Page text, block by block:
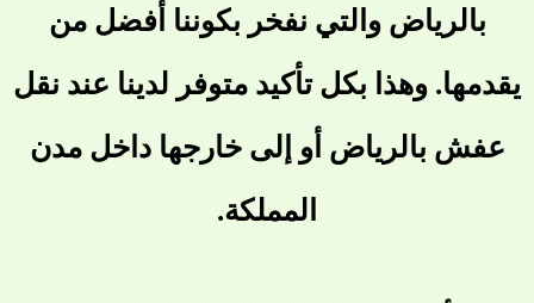
بالرياض والتي نفخر بكوننا أفضل من
يقدمها. وهذا بكل تأكيد متوفر لدينا عند نقل
عفش بالرياض أو إلى خارجها داخل مدن
المملكة.